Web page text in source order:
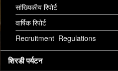
सांख्यिकीय रिपोर्ट
वार्षिक रिपोर्ट
Recruitment Regulations
शिरडी पर्यटन